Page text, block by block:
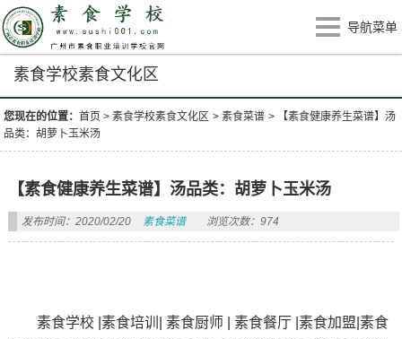
导航菜单
素食学校素食文化区
您现在的位置：首页 >素食学校素食文化区 >素食菜谱 >
【素食健康养生菜谱】汤
品类：胡萝卜玉米汤
【素食健康养生菜谱】汤品类：胡萝卜玉米汤
发布时间：2020/02/20 素食菜谱 浏览次数：974
素食学校 |素食培训| 素食厨师 | 素食餐厅 |素食加盟|素食